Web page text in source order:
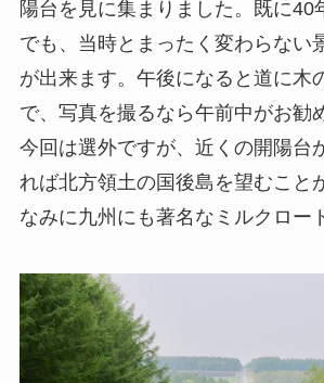
陽台を見に集まりました。既に40
でも、当時とまったく変わらない
が出来ます。午後になると道に木
で、写真を撮るなら午前中がお勧
今回は選外ですが、近くの開陽台
れば北方領土の国後島を望むこと
なみに九州にも著名なミルクロー